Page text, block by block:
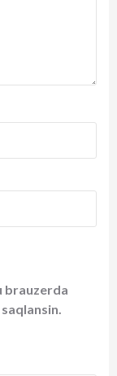
brauzerda